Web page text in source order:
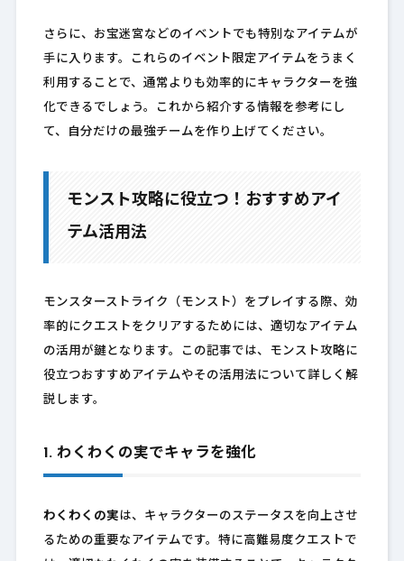
さらに、お宝迷宮などのイベントでも特別なアイテムが
手に入ります。これらのイベント限定アイテムをうまく
利用することで、通常よりも効率的にキャラクターを強
化できるでしょう。これから紹介する情報を参考にし
て、自分だけの最強チームを作り上げてください。
モンスト攻略に役立つ！おすすめアイ
テム活用法
モンスターストライク（モンスト）をプレイする際、効
率的にクエストをクリアするためには、適切なアイテム
の活用が鍵となります。この記事では、モンスト攻略に
役立つおすすめアイテムやその活用法について詳しく解
説します。
1. わくわくの実でキャラを強化
わくわくの実は、キャラクターのステータスを向上させ
るための重要なアイテムです。特に高難易度クエストで